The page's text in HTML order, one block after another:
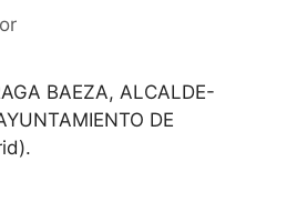
BAEZA, ALCALDE-
DE